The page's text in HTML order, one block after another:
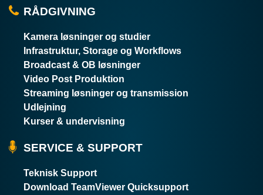
RÅDGIVNING
Kamera løsninger og studier
Infrastruktur, Storage og Workflows
Broadcast & OB løsninger
Video Post Produktion
Streaming løsninger og transmission
Udlejning
Kurser & undervisning
SERVICE & SUPPORT
Teknisk Support
Download TeamViewer Quicksupport